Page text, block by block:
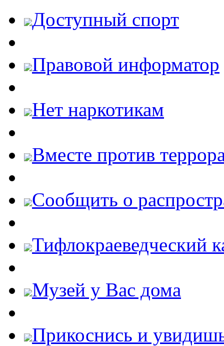
Доступный спорт
Правовой информатор
Нет наркотикам
Вместе против
Cообщить о
Тифлокраеведческий
Музей у Вас дома
Прикоснись и